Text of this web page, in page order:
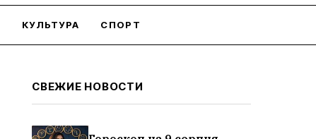
КУЛЬТУРА СПОРТ
СВЕЖИЕ НОВОСТИ